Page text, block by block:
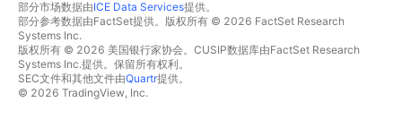
部分市场数据由ICE Data Services提供。
部分参考数据由FactSet提供。版权所有 © 2026 FactSet Research
Systems Inc.
版权所有 © 2026 美国银行家协会。CUSIP数据库由FactSet Research
Systems Inc.提供。保留所有权利。
SEC文件和其他文件由Quartr提供。
© 2026 TradingView, Inc.